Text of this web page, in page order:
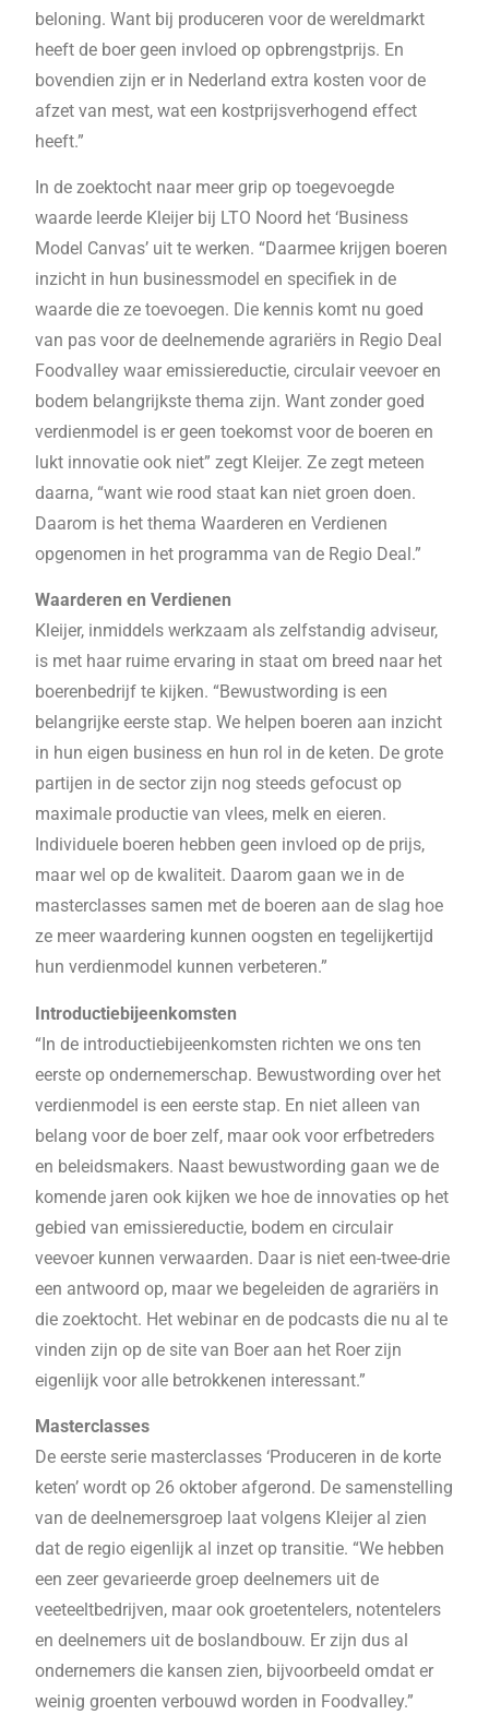
beloning. Want bij produceren voor de wereldmarkt
heeft de boer geen invloed op opbrengstprijs. En
bovendien zijn er in Nederland extra kosten voor de
afzet van mest, wat een kostprijsverhogend effect
heeft.”
In de zoektocht naar meer grip op toegevoegde
waarde leerde Kleijer bij LTO Noord het ‘Business
Model Canvas’ uit te werken. “Daarmee krijgen boeren
inzicht in hun businessmodel en specifiek in de
waarde die ze toevoegen. Die kennis komt nu goed
van pas voor de deelnemende agrariërs in Regio Deal
Foodvalley waar emissiereductie, circulair veevoer en
bodem belangrijkste thema zijn. Want zonder goed
verdienmodel is er geen toekomst voor de boeren en
lukt innovatie ook niet” zegt Kleijer. Ze zegt meteen
daarna, “want wie rood staat kan niet groen doen.
Daarom is het thema Waarderen en Verdienen
opgenomen in het programma van de Regio Deal.”
Waarderen en Verdienen
Kleijer, inmiddels werkzaam als zelfstandig adviseur,
is met haar ruime ervaring in staat om breed naar het
boerenbedrijf te kijken. “Bewustwording is een
belangrijke eerste stap. We helpen boeren aan inzicht
in hun eigen business en hun rol in de keten. De grote
partijen in de sector zijn nog steeds gefocust op
maximale productie van vlees, melk en eieren.
Individuele boeren hebben geen invloed op de prijs,
maar wel op de kwaliteit. Daarom gaan we in de
masterclasses samen met de boeren aan de slag hoe
ze meer waardering kunnen oogsten en tegelijkertijd
hun verdienmodel kunnen verbeteren.”
Introductiebijeenkomsten
“In de introductiebijeenkomsten richten we ons ten
eerste op ondernemerschap. Bewustwording over het
verdienmodel is een eerste stap. En niet alleen van
belang voor de boer zelf, maar ook voor erfbetreders
en beleidsmakers. Naast bewustwording gaan we de
komende jaren ook kijken we hoe de innovaties op het
gebied van emissiereductie, bodem en circulair
veevoer kunnen verwaarden. Daar is niet een-twee-drie
een antwoord op, maar we begeleiden de agrariërs in
die zoektocht. Het webinar en de podcasts die nu al te
vinden zijn op de site van Boer aan het Roer zijn
eigenlijk voor alle betrokkenen interessant.”
Masterclasses
De eerste serie masterclasses ‘Produceren in de korte
keten’ wordt op 26 oktober afgerond. De samenstelling
van de deelnemersgroep laat volgens Kleijer al zien
dat de regio eigenlijk al inzet op transitie. “We hebben
een zeer gevarieerde groep deelnemers uit de
veeteeltbedrijven, maar ook groetentelers, notentelers
en deelnemers uit de boslandbouw. Er zijn dus al
ondernemers die kansen zien, bijvoorbeeld omdat er
weinig groenten verbouwd worden in Foodvalley.”